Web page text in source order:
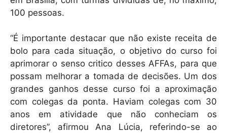
100 pessoas.
“É importante destacar que não existe receita de
bolo para cada situação, o objetivo do curso foi
aprimorar o senso critico desses AFFAs, para que
possam melhorar a tomada de decisões. Um dos
grandes ganhos desse curso foi a aproximação
com colegas da ponta. Haviam colegas com 30
anos em atividade que não conheciam os
diretores”, afirmou Ana Lúcia, referindo-se ao